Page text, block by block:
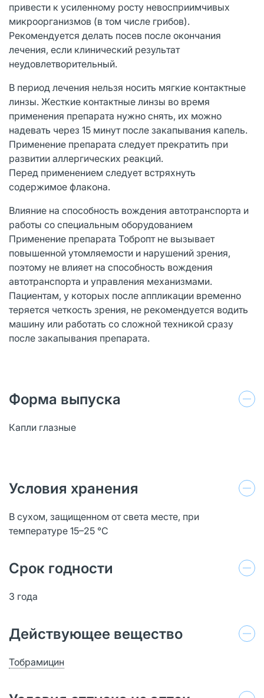
привести к усиленному росту невосприимчивых
микроорганизмов (в том числе грибов).
Рекомендуется делать посев после окончания
лечения, если клинический результат
неудовлетворительный.
В период лечения нельзя носить мягкие контактные
линзы. Жесткие контактные линзы во время
применения препарата нужно снять, их можно
надевать через 15 минут после закапывания капель.
Применение препарата следует прекратить при
развитии аллергических реакций.
Перед применением следует встряхнуть
содержимое флакона.
Влияние на способность вождения автотранспорта и
работы со специальным оборудованием
Применение препарата Тобропт не вызывает
повышенной утомляемости и нарушений зрения,
поэтому не влияет на способность вождения
автотранспорта и управления механизмами.
Пациентам, у которых после аппликации временно
теряется четкость зрения, не рекомендуется водить
машину или работать со сложной техникой сразу
после закапывания препарата.
Форма выпуска
Капли глазные
Условия хранения
В сухом, защищенном от света месте, при
температуре 15–25 °C
Срок годности
3 года
Действующее вещество
Тобрамицин